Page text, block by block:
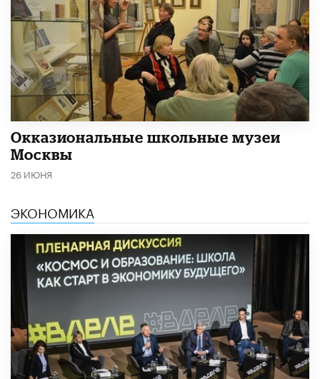
​Окказиональные школьные музеи
Москвы
26 ИЮНЯ
ЭКОНОМИКА